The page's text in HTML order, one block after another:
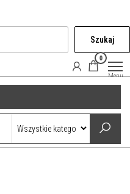
Szukaj
0
Menu